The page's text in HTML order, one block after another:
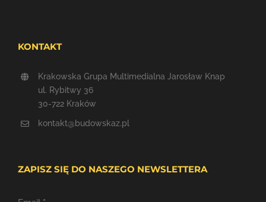
KONTAKT
Krakowska Grupa Multimedialna Jarosław Knap
ul. Rybitwy 36
30-722 Kraków
kontakt@budowskaz.pl
ZAPISZ SIĘ DO NASZEGO NEWSLETTERA